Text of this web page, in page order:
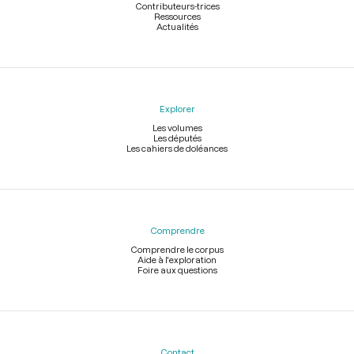
Contributeurs-trices
Ressources
Actualités
Explorer
Les volumes
Les députés
Les cahiers de doléances
Comprendre
Comprendre le corpus
Aide à l'exploration
Foire aux questions